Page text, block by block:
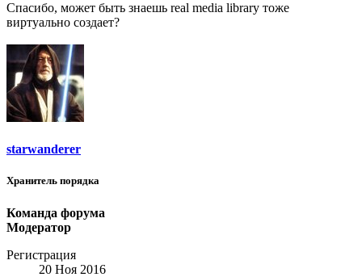
Спасибо, может быть знаешь real media library тоже
виртуально создает?
starwanderer
Хранитель порядка
Команда форума
Модератор
Регистрация
20 Ноя 2016